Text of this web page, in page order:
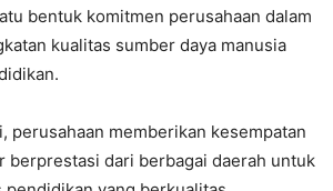
bentuk komitmen perusahaan dalam
kualitas sumber daya manusia
perusahaan memberikan kesempatan
berprestasi dari berbagai daerah untuk